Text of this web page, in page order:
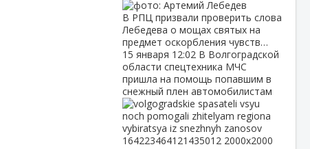
В РПЦ призвали проверить слова
Лебедева о мощах святых на
предмет оскорбления чувств…
15 января 12:02 В Волгоградской
области спецтехника МЧС
пришла на помощь попавшим в
снежный плен автомобилистам